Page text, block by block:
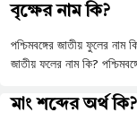
বৃক্ষের নাম কি?
পশ্চিমবঙ্গের জাতীয় ফুলের নাম
জাতীয় ফলের নাম কি?
মাং শব্দের অর্থ কি?